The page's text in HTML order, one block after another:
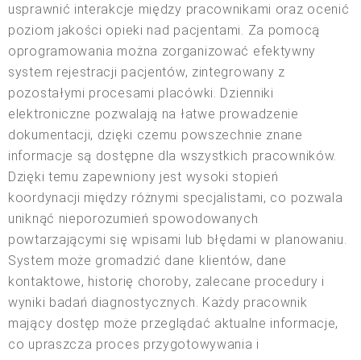
usprawnić interakcje między pracownikami oraz ocenić
poziom jakości opieki nad pacjentami. Za pomocą
oprogramowania można zorganizować efektywny
system rejestracji pacjentów, zintegrowany z
pozostałymi procesami placówki. Dzienniki
elektroniczne pozwalają na łatwe prowadzenie
dokumentacji, dzięki czemu powszechnie znane
informacje są dostępne dla wszystkich pracowników.
Dzięki temu zapewniony jest wysoki stopień
koordynacji między różnymi specjalistami, co pozwala
uniknąć nieporozumień spowodowanych
powtarzającymi się wpisami lub błędami w planowaniu.
System może gromadzić dane klientów, dane
kontaktowe, historię choroby, zalecane procedury i
wyniki badań diagnostycznych. Każdy pracownik
mający dostęp może przeglądać aktualne informacje,
co upraszcza proces przygotowywania i